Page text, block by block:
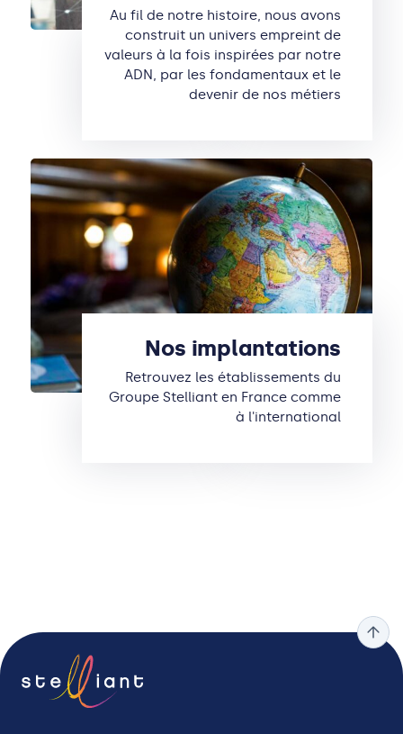
Au fil de notre histoire, nous avons
construit un univers empreint de
valeurs à la fois inspirées par notre
ADN, par les fondamentaux et le
devenir de nos métiers
Nos implantations
Retrouvez les établissements du
Groupe Stelliant en France comme
à l'international